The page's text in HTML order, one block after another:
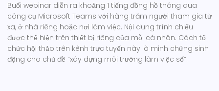
Buổi webinar diễn ra khoảng 1 tiếng đồng hồ thông qua
công cụ Microsoft Teams với hàng trăm người tham gia từ
xa, ở nhà riêng hoặc nơi làm việc. Nội dung trình chiếu
được thể hiện trên thiết bị riêng của mỗi cá nhân. Cách tổ
chức hội thảo trên kênh trực tuyến này là minh chứng sinh
động cho chủ đề “xây dựng môi trường làm việc số”.